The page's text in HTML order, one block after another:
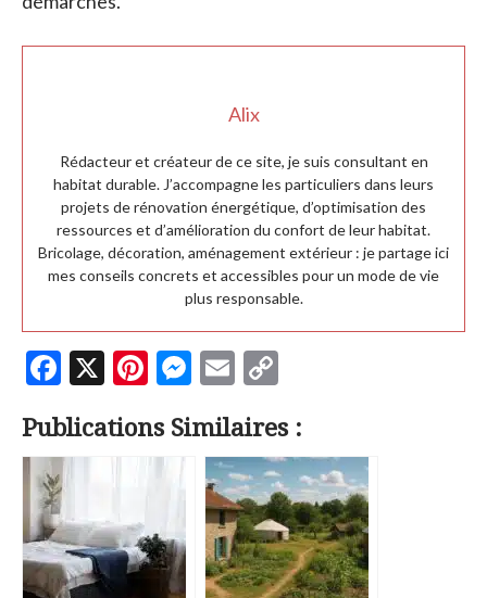
Alix
Rédacteur et créateur de ce site, je suis consultant en
habitat durable. J’accompagne les particuliers dans leurs
projets de rénovation énergétique, d’optimisation des
ressources et d’amélioration du confort de leur habitat.
Bricolage, décoration, aménagement extérieur : je partage ici
mes conseils concrets et accessibles pour un mode de vie
plus responsable.
F
e
b
o
o
k
X
Pi
er
es
M
se
n
g
er
E
ai
l
p
y
Li
n
k
Publications Similaires :